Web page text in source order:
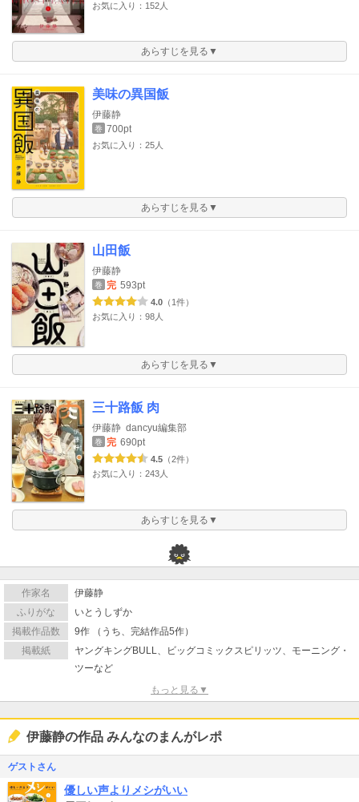
お気に入り：152人
あらすじを見る▼
美味の異国飯
伊藤静
巻 700pt
お気に入り：25人
あらすじを見る▼
山田飯
伊藤静
巻 完 593pt
4.0 （1件）
お気に入り：98人
あらすじを見る▼
三十路飯 肉
伊藤静 dancyu編集部
巻 完 690pt
4.5 （2件）
お気に入り：243人
あらすじを見る▼
作家名
伊藤静
ふりがな
いとうしずか
掲載作品数
9作 （うち、完結作品5作）
掲載紙
ヤングキングBULL、ビッグコミックスピリッツ、モーニング・
ツーなど
もっと見る▼
伊藤静の作品 みんなのまんがレポ
ゲストさん
優しい声よりメシがいい